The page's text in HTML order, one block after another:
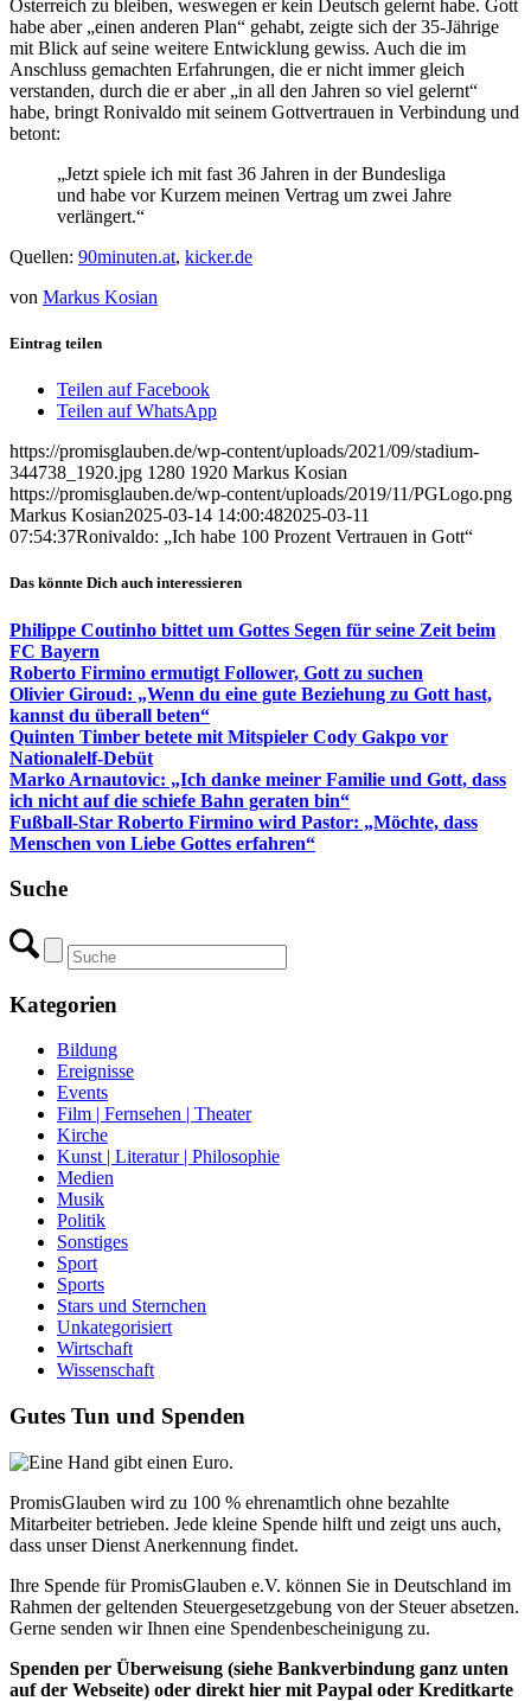
Österreich zu bleiben, weswegen er kein Deutsch gelernt habe. Gott
habe aber „einen anderen Plan“ gehabt, zeigte sich der 35-Jährige
mit Blick auf seine weitere Entwicklung gewiss. Auch die im
Anschluss gemachten Erfahrungen, die er nicht immer gleich
verstanden, durch die er aber „in all den Jahren so viel gelernt“
habe, bringt Ronivaldo mit seinem Gottvertrauen in Verbindung und
betont:
„Jetzt spiele ich mit fast 36 Jahren in der Bundesliga
und habe vor Kurzem meinen Vertrag um zwei Jahre
verlängert.“
Quellen: 90minuten.at, kicker.de
von Markus Kosian
Eintrag teilen
Teilen auf Facebook
Teilen auf WhatsApp
https://promisglauben.de/wp-content/uploads/2021/09/stadium-
344738_1920.jpg 1280 1920 Markus Kosian
https://promisglauben.de/wp-content/uploads/2019/11/PGLogo.png
Markus Kosian2025-03-14 14:00:482025-03-11
07:54:37Ronivaldo: „Ich habe 100 Prozent Vertrauen in Gott“
Das könnte Dich auch interessieren
Philippe Coutinho bittet um Gottes Segen für seine Zeit beim
FC Bayern
Roberto Firmino ermutigt Follower, Gott zu suchen
Olivier Giroud: „Wenn du eine gute Beziehung zu Gott hast,
kannst du überall beten“
Quinten Timber betete mit Mitspieler Cody Gakpo vor
Nationalelf-Debüt
Marko Arnautovic: „Ich danke meiner Familie und Gott, dass
ich nicht auf die schiefe Bahn geraten bin“
Fußball-Star Roberto Firmino wird Pastor: „Möchte, dass
Menschen von Liebe Gottes erfahren“
Suche
Kategorien
Bildung
Ereignisse
Events
Film | Fernsehen | Theater
Kirche
Kunst | Literatur | Philosophie
Medien
Musik
Politik
Sonstiges
Sport
Sports
Stars und Sternchen
Unkategorisiert
Wirtschaft
Wissenschaft
Gutes Tun und Spenden
PromisGlauben wird zu 100 % ehrenamtlich ohne bezahlte
Mitarbeiter betrieben. Jede kleine Spende hilft und zeigt uns auch,
dass unser Dienst Anerkennung findet.
Ihre Spende für PromisGlauben e.V. können Sie in Deutschland im
Rahmen der geltenden Steuergesetzgebung von der Steuer absetzen.
Gerne senden wir Ihnen eine Spendenbescheinigung zu.
Spenden per Überweisung (siehe Bankverbindung ganz unten
auf der Webseite) oder direkt hier mit Paypal oder Kreditkarte